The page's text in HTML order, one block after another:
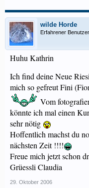
wilde Horde
Erfahrener Benutzer
Huhu Kathrin
Ich find deine Neue
mich so gefreut Fini
Vom
könnte ich mal einen
sehr nötig
Hoffentlich machst du
nächsten Zeit !!!!
Freue mich jetzt schon
Grüessli Claudia
29. Oktober 2006